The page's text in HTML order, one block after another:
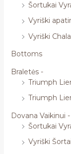
Šortukai
Vyriški
Vyriški
Bottoms
Braletės -
Triumph
Triumph
Dovana Vaikinui -
Šortukai
Vyriški Šortai